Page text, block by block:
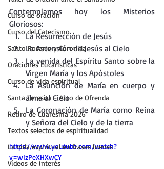
Curso de oración
Curso del Catecismo
Santo Rosario y Coronilla
Oraciones Eucarísticas
Curso de vida espiritual
Santa Teresita - Acto de Ofrenda
Retiro de Cuaresma 2026
Textos selectos de espiritualidad
La vida espiritual en frases breves
Vídeos de interés
Contemplamos hoy los Misterios
Gloriosos:
La Resurrección de Jesús
La Ascensión de Jesús al Cielo
La venida del Espíritu Santo sobre la
Virgen María y los Apóstoles
La Asunción de María en cuerpo y
alma al Cielo
La Coronación de María como Reina
y Señora del Cielo y de la tierra
https://www.youtube.com/watch?
v=wIzPeXHXwCY